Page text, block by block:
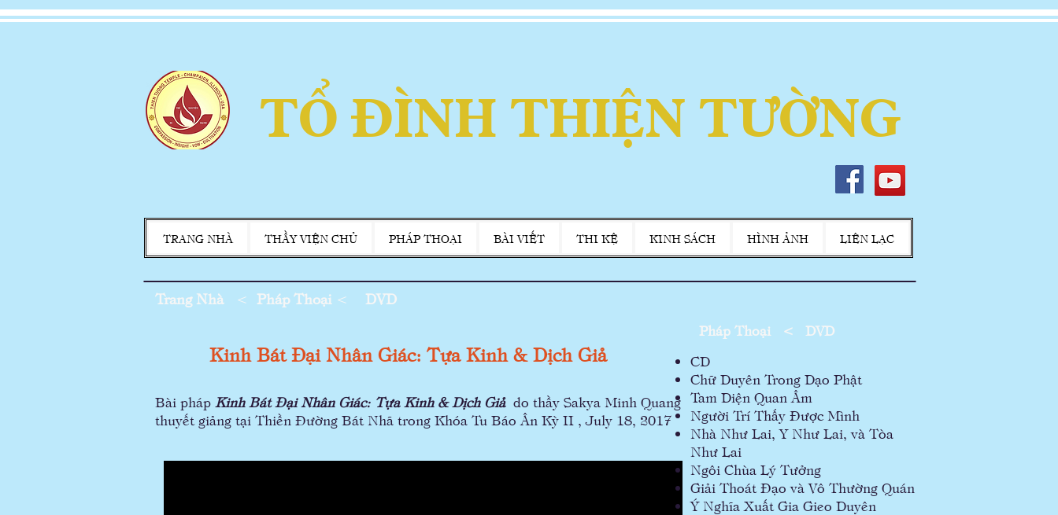
TỔ ĐÌNH THIỆN TƯỜNG
TRANG NHÀ THẦY VIỆN CHỦ PHÁP THOẠI BÀI VIẾT THI KỆ KINH SÁCH HÌNH ẢNH LIÊN LẠC
Trang Nhà < Pháp Thoại < DVD
Kinh Bát Đại Nhân Giác: Tựa Kinh & Dịch Giả
Bài pháp Kinh Bát Đại Nhân Giác: Tựa Kinh & Dịch Giảdo thầy Sakya Minh Quang
thuyết giảng tại Thiền Đường Bát Nhã trong Khóa Tu Báo Ân Kỳ II , July 18, 2017
Pháp Thoại < DVD
CD
Chữ Duyên Trong Dạo Phật
Tam Diện Quan Âm
Người Trí Thấy Được Mình
Nhà Như Lai, Y Như Lai, và Tòa
Như Lai
Ngôi Chùa Lý Tưởng
Giải Thoát Đạo và Vô Thường Quán
Ý Nghĩa Xuất Gia Gieo Duyên